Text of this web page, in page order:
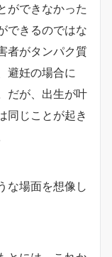
ができなかった
できるのではな
者がタンパク質
避妊の場合に
だが、出生が叶
同じことが起き
な場面を想像し